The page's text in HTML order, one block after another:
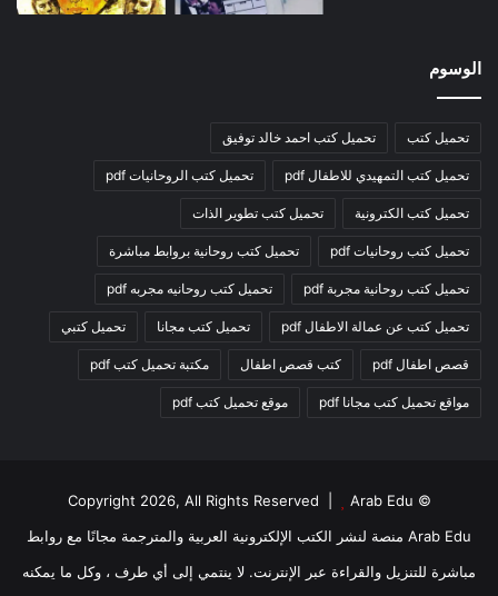
الوسوم
تحميل كتب تحميل كتب احمد خالد توفيق
تحميل كتب التمهيدي للاطفال pdf تحميل كتب الروحانيات pdf
تحميل كتب الكترونية تحميل كتب تطوير الذات
تحميل كتب روحانيات pdf تحميل كتب روحانية بروابط مباشرة
تحميل كتب روحانية مجربة pdf تحميل كتب روحانيه مجربه pdf
تحميل كتب عن عمالة الاطفال pdf تحميل كتب مجانا تحميل كتبي
قصص اطفال pdf كتب قصص اطفال مكتبة تحميل كتب pdf
مواقع تحميل كتب مجانا pdf موقع تحميل كتب pdf
© Copyright 2026, All Rights Reserved |
Arab Edu
Arab Edu منصة لنشر الكتب الإلكترونية العربية والمترجمة مجانًا مع روابط
مباشرة للتنزيل والقراءة عبر الإنترنت. لا ينتمي إلى أي طرف ، وكل ما يمكنه